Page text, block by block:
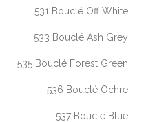
531 Bouclé Off White
533 Bouclé Ash Grey
535 Bouclé Forest Green
536 Bouclé Ochre
537 Bouclé Blue